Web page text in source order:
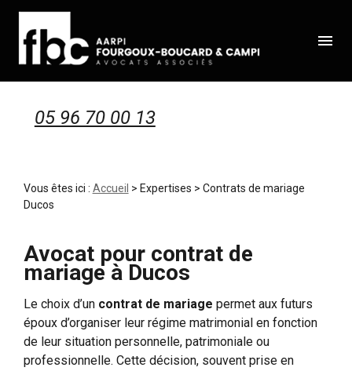
menu
05 96 70 00 13
Vous êtes ici : Accueil > Expertises > Contrats de mariage
Ducos
Avocat pour contrat de
mariage à Ducos
Le choix d’un contrat de mariage permet aux futurs
époux d’organiser leur régime matrimonial en fonction
de leur situation personnelle, patrimoniale ou
professionnelle. Cette décision, souvent prise en
Panneau de gestion des cookies